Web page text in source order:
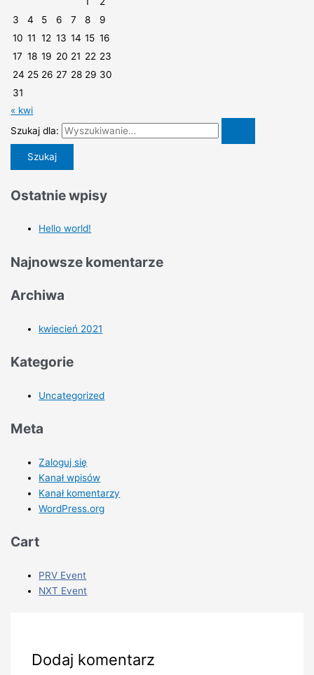
3
4 5 6 7 8
9
10 11 12 13 14 15 16
17 18 19 20 21 22 23
24 25 26 27 28 29 30
31
« kwi
Szukaj dla:
Ostatnie wpisy
Hello world!
Najnowsze komentarze
Archiwa
kwiecień 2021
Kategorie
Uncategorized
Meta
Zaloguj się
Kanał wpisów
Kanał komentarzy
WordPress.org
Cart
PRV Event
NXT Event
Dodaj komentarz